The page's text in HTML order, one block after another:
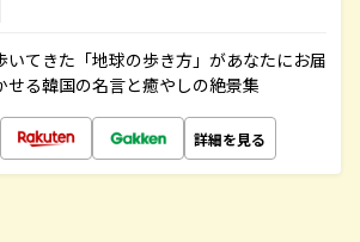
いてきた「地球の歩き方」があなたにお届
せる韓国の名言と癒やしの絶景集
詳細を見る